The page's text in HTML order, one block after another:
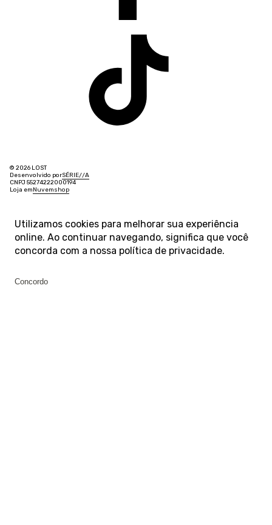
© 2026 LOST
Desenvolvido porSÉRIE//A
CNPJ 55274222000194
Loja emNuvemshop
Utilizamos cookies para melhorar sua experiência
online. Ao continuar navegando, significa que você
concorda com a nossa política de privacidade.
Concordo